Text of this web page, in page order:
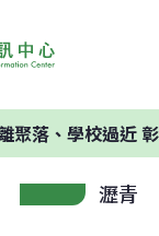
學校過近 彰化福
瀝青